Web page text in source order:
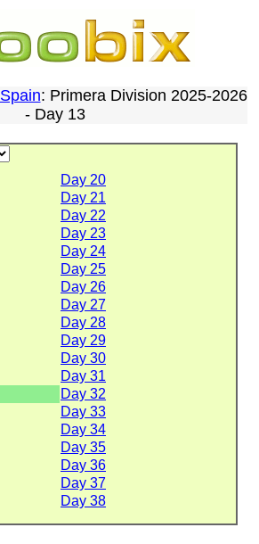
Spain: Primera Division 2025-2026
- Day 13
Day 20
Day 21
Day 22
Day 23
Day 24
Day 25
Day 26
Day 27
Day 28
Day 29
Day 30
Day 31
Day 32
Day 33
Day 34
Day 35
Day 36
Day 37
Day 38